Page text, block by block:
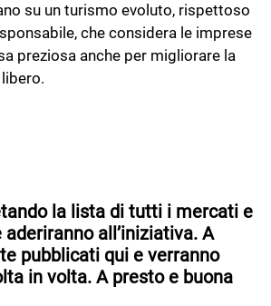
su un turismo evoluto, rispettoso
che considera le imprese
preziosa anche per migliorare la
la lista di tutti i mercati e
all’iniziativa. A
pubblicati qui e verranno
in volta. A presto e buona